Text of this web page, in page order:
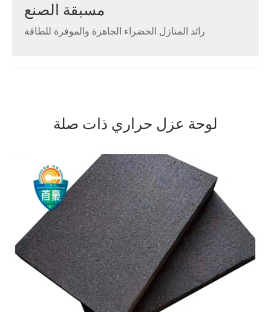
مسبقة الصنع
رائد المنازل الخضراء الجاهزة والموفرة للطاقة
لوحة عزل حراري ذات صلة